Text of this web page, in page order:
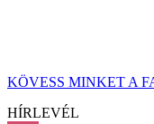
KÖVESS MINKET A
HÍRLEVÉL